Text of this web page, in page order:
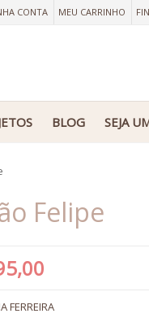
CONTA MEU CARRINHO
BLOG SEJA
Felipe